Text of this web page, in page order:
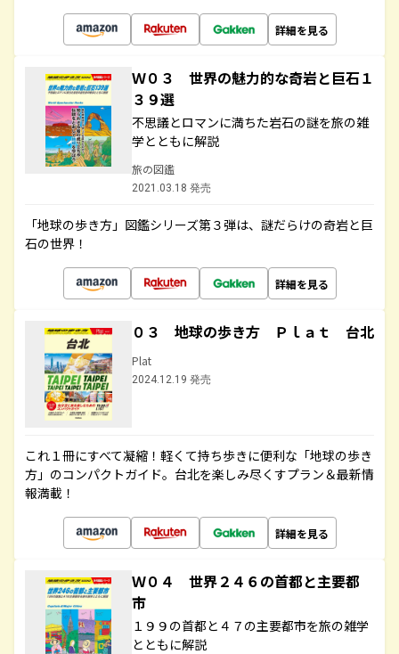
詳細を見る
Ｗ０３ 世界の魅力的な奇岩と巨石１
３９選
不思議とロマンに満ちた岩石の謎を旅の雑
学とともに解説
旅の図鑑
2021.03.18 発売
「地球の歩き方」図鑑シリーズ第３弾は、謎だらけの奇岩と巨
石の世界！
詳細を見る
０３ 地球の歩き方 Ｐｌａｔ 台北
Plat
2024.12.19 発売
これ１冊にすべて凝縮！軽くて持ち歩きに便利な「地球の歩き
方」のコンパクトガイド。台北を楽しみ尽くすプラン＆最新情
報満載！
詳細を見る
Ｗ０４ 世界２４６の首都と主要都
市
１９９の首都と４７の主要都市を旅の雑学
とともに解説